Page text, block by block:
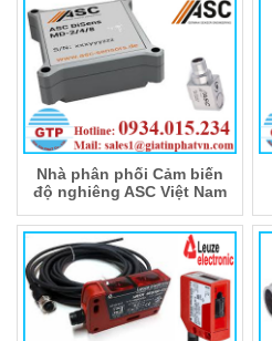
Nhà phân phối Cảm biến
độ nghiêng ASC Việt Nam